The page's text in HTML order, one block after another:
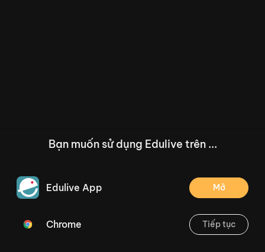
/--
Thoát
Bạn muốn sử dụng Edulive trên ...
Edulive App Mở
Chrome Tiếp tục